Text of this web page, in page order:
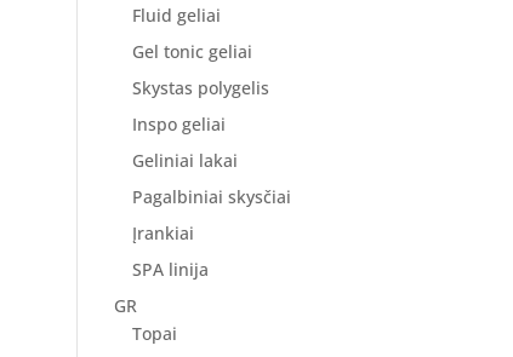
Fluid geliai
Gel tonic geliai
Skystas polygelis
Inspo geliai
Geliniai lakai
Pagalbiniai skysčiai
Įrankiai
SPA linija
GR
Topai